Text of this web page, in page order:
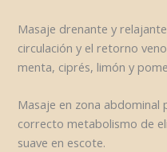
Masaje drenante y
circulación y el retorno
menta, ciprés, limón y
Masaje en zona
correcto metabolismo de
suave en escote.